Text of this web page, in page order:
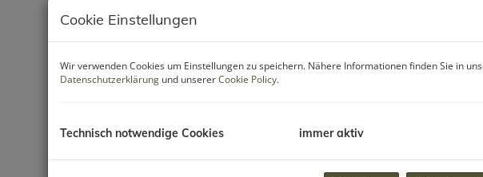
Cookie Einstellungen
Wir verwenden Cookies um Einstellungen zu speichern. Nähere Informationen finden Sie in
Datenschutzerklärung und unsererCookie Policy.
Technisch notwendige Cookies immer aktiv